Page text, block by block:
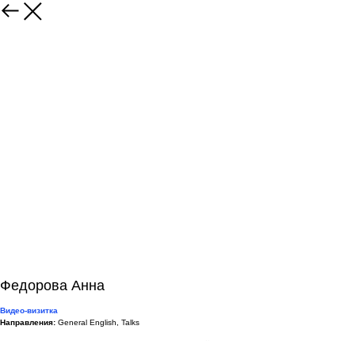
Федорова Анна
Видео-визитка
Направления: General English, Talks